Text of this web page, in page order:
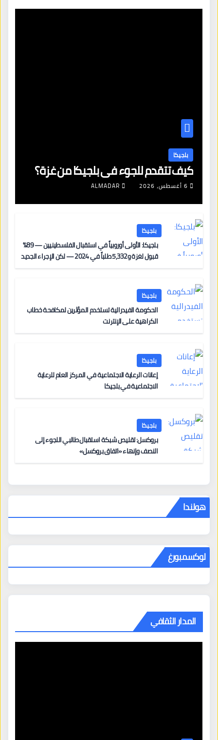
بلجيكا
كيف تتقدم للجوء في بلجيكا من غزة؟
6 أغسطس، 2026 ALMADAR
بلجيكا
بلجيكا: الأولى أوروبياً في استقبال الفلسطينيين — 89%
قبول لغزة و5,332 طلباً في 2024 — لكن الإجراء الجديد
بلجيكا
الحكومة الفيدرالية تستخدم المؤثرين لمكافحة خطاب
الكراهية على الإنترنت
بلجيكا
إعانات الرعاية الاجتماعية في المركز العام للرعاية
الاجتماعية في بلجيكا
بلجيكا
بروكسل: تقليص شبكة استقبال طالبي اللجوء إلى
النصف وإنهاء «اتفاق بروكسل»
هولندا
لوكسمبورغ
المدار الثقافي